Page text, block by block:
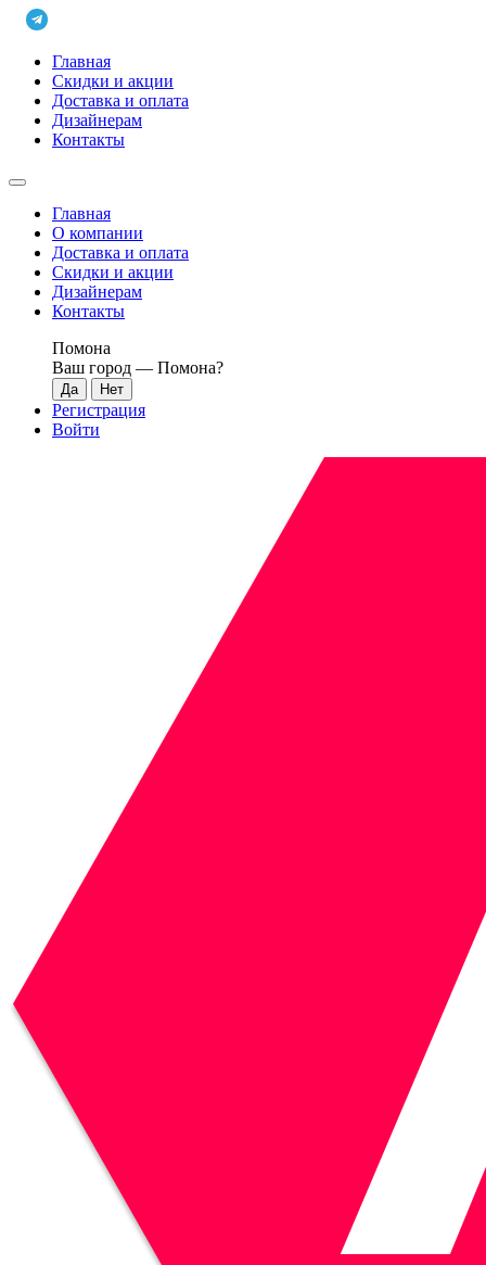
Главная
Скидки и акции
Доставка и оплата
Дизайнерам
Контакты
Главная
О компании
Доставка и оплата
Скидки и акции
Дизайнерам
Контакты
Помона
Ваш город — Помона?
Регистрация
Войти